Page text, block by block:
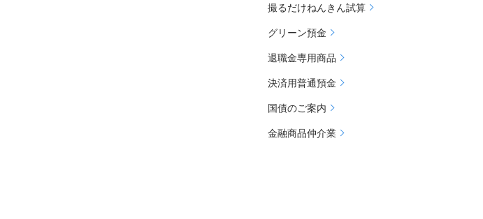
撮るだけねんきん試算
グリーン預金
退職金専用商品
決済用普通預金
国債のご案内
金融商品仲介業